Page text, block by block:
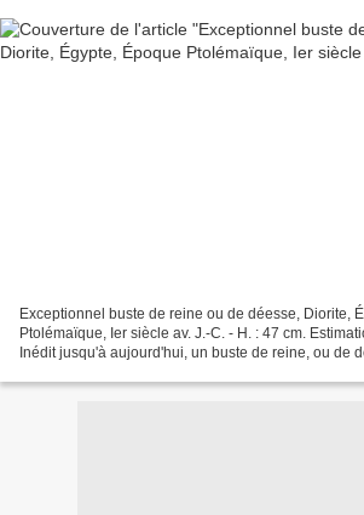
Exceptionnel buste de reine ou de déesse, Diorite,
Ptolémaïque, Ier siècle av. J.-C. - H. : 47 cm.
Inédit jusqu'à aujourd'hui, un buste de reine, ou de